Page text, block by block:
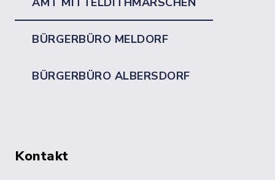
BÜRGERBÜRO MELDORF
BÜRGERBÜRO ALBERSDORF
Kontakt